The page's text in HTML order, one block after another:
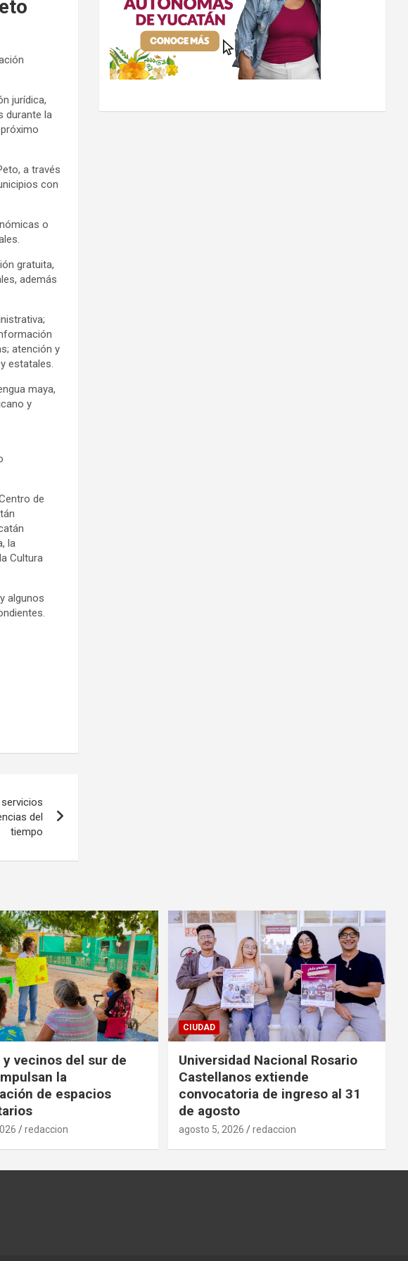
jurídica,
durante la
a través
con
o
gratuita,
además
atención y
estatales.
maya,
y
de
la
Cultura
algunos
del
tiempo
vecinos del sur de
la
de espacios
redaccion
CIUDAD
Universidad Nacional Rosario
Castellanos extiende
convocatoria de ingreso al 31
de agosto
agosto 5, 2026 redaccion